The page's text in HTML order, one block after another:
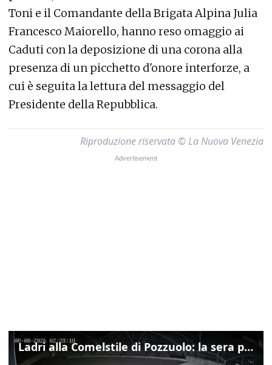
Toni e il Comandante della Brigata Alpina Julia
Francesco Maiorello, hanno reso omaggio ai
Caduti con la deposizione di una corona alla
presenza di un picchetto d'onore interforze, a
cui è seguita la lettura del messaggio del
Presidente della Repubblica.
Riproduzione riservata © La Nuova Venezia
Ladri alla Comelstile di Pozzuolo: la sera prima il tentato furto a Buja, ecco le immagini